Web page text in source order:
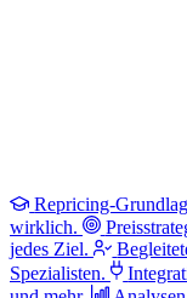
Repricing-
wirklich.
jedes Ziel.
Spezialisten.